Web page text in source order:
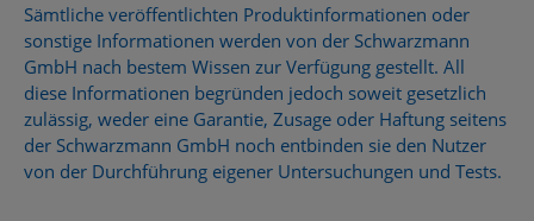
Sämtliche veröffentlichten Produktinformationen oder
sonstige Informationen werden von der Schwarzmann
GmbH nach bestem Wissen zur Verfügung gestellt. All
diese Informationen begründen jedoch soweit gesetzlich
zulässig, weder eine Garantie, Zusage oder Haftung seitens
der Schwarzmann GmbH noch entbinden sie den Nutzer
von der Durchführung eigener Untersuchungen und Tests.